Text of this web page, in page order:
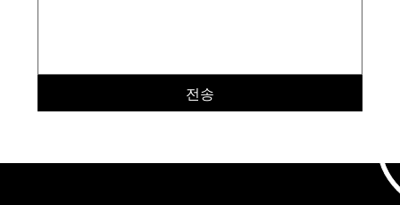
전송